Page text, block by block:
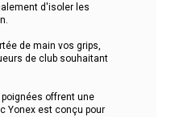
d'isoler les
de main vos grips,
de club souhaitant
offrent une
Yonex est conçu pour